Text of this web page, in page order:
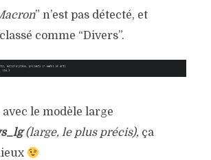
” n’est pas détecté, et
comme “Divers”.
le modèle large
(large, le plus précis),ça